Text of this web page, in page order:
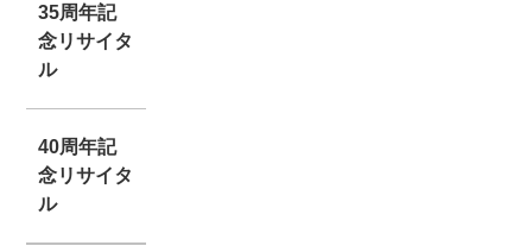
35周年記
念リサイタ
ル
40周年記
念リサイタ
ル